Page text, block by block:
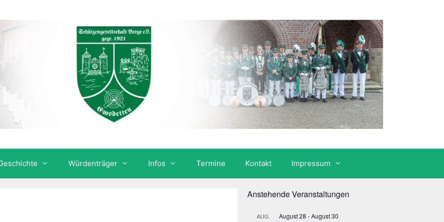
Würdenträger Infos Termine Kontakt Impressum
Anstehende Veranstaltungen
AUG. August 28 -August 30